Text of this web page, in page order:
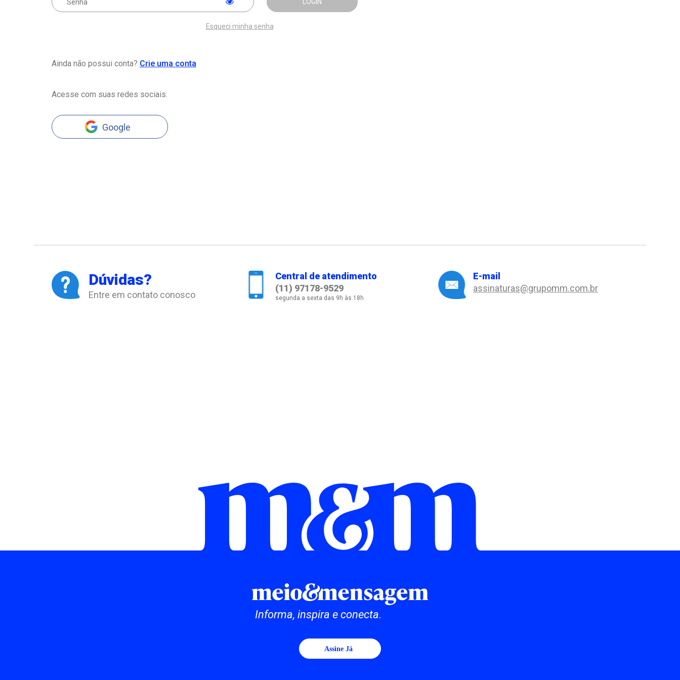
Esqueci minha senha
Ainda não possui conta? Crie uma conta
Acesse com suas redes sociais:
Google
Dúvidas?
Entre em contato conosco
Central de atendimento
(11) 97178-9529
segunda a sexta das 9h às 18h
E-mail
assinaturas@grupomm.com.br
Informa, inspira e conecta.
Assine Já